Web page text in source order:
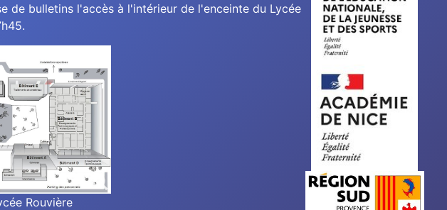
de bulletins l'accès à l'intérieur de l'enceinte du Lycée
Rouvière